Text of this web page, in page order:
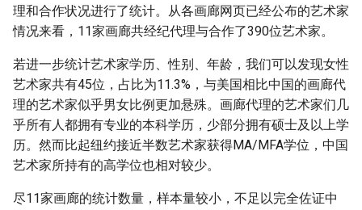
理和合作状况进行了统计。从各画廊网页已经公布的艺术家
情况来看，11家画廊共经纪代理与合作了390位艺术家。
若进一步统计艺术家学历、性别、年龄，我们可以发现女性
艺术家共有45位，占比为11.3%，与美国相比中国的画廊代
理的艺术家似乎男女比例更加悬殊。画廊代理的艺术家们几
乎所有人都拥有专业的本科学历，少部分拥有硕士及以上学
历。然而比起纽约接近半数艺术家获得MA/MFA学位，中国
艺术家所持有的高学位也相对较少。
尽11家画廊的统计数量，样本量较小，不足以完全佐证中